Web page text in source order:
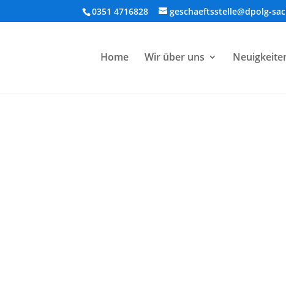
0351 4716828 geschaeftsstelle@dpolg-
Home Wir über uns